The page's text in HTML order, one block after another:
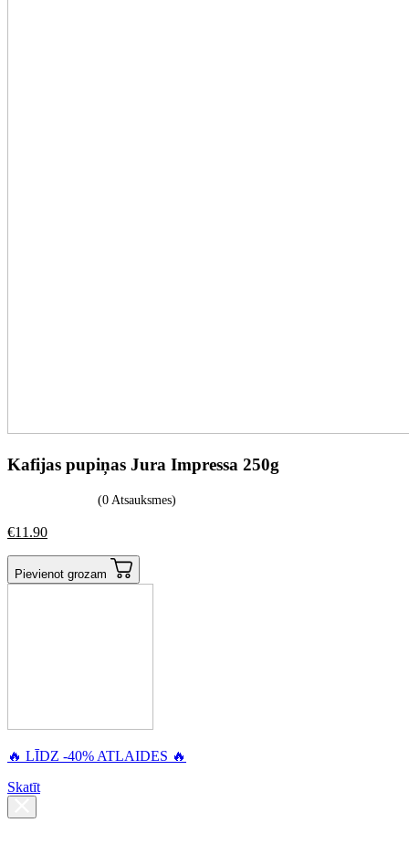
Kafijas pupiņas Jura Impressa 250g
(0 Atsauksmes)
€11.90
Pievienot grozam
🔥 LĪDZ -40% ATLAIDES 🔥
Skatīt